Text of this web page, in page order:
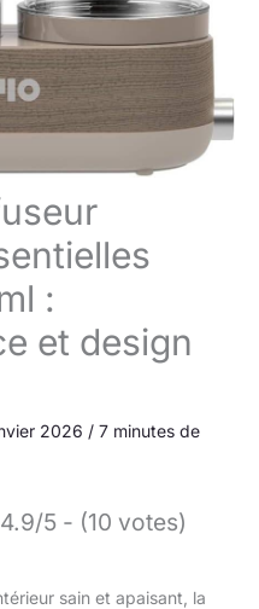
:
et design
2026 / 7 minutes de
4.9/5 - (10 votes)
sain et apaisant, la